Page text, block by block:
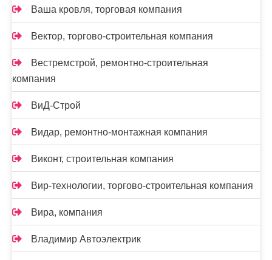
Ваша кровля, торговая компания
Вектор, торгово-строительная компания
Вестремстрой, ремонтно-строительная
компания
ВиД-Строй
Видар, ремонтно-монтажная компания
Виконт, строительная компания
Вир-технологии, торгово-строительная компания
Вира, компания
Владимир Автоэлектрик